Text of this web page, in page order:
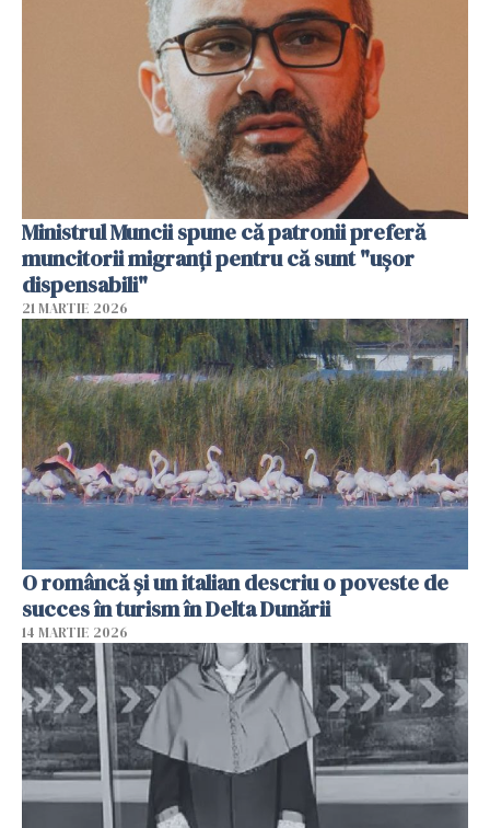
Ministrul Muncii spune că patronii preferă
muncitorii migranți pentru că sunt "uşor
dispensabili"
21 MARTIE 2026
O româncă și un italian descriu o poveste de
succes în turism în Delta Dunării
14 MARTIE 2026